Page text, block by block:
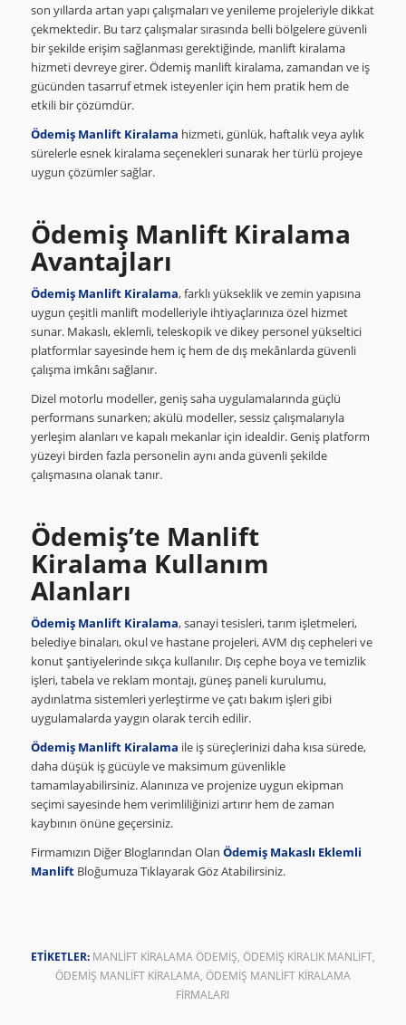
son yıllarda artan yapı çalışmaları ve yenileme projeleriyle dikkat
çekmektedir. Bu tarz çalışmalar sırasında belli bölgelere güvenli
bir şekilde erişim sağlanması gerektiğinde, manlift kiralama
hizmeti devreye girer. Ödemiş manlift kiralama, zamandan ve iş
gücünden tasarruf etmek isteyenler için hem pratik hem de
etkili bir çözümdür.
Ödemiş Manlift Kiralama hizmeti, günlük, haftalık veya aylık
sürelerle esnek kiralama seçenekleri sunarak her türlü projeye
uygun çözümler sağlar.
Ödemiş Manlift Kiralama
Avantajları
Ödemiş Manlift Kiralama, farklı yükseklik ve zemin yapısına
uygun çeşitli manlift modelleriyle ihtiyaçlarınıza özel hizmet
sunar. Makaslı, eklemli, teleskopik ve dikey personel yükseltici
platformlar sayesinde hem iç hem de dış mekânlarda güvenli
çalışma imkânı sağlanır.
Dizel motorlu modeller, geniş saha uygulamalarında güçlü
performans sunarken; akülü modeller, sessiz çalışmalarıyla
yerleşim alanları ve kapalı mekanlar için idealdir. Geniş platform
yüzeyi birden fazla personelin aynı anda güvenli şekilde
çalışmasına olanak tanır.
Ödemiş’te Manlift
Kiralama Kullanım
Alanları
Ödemiş Manlift Kiralama, sanayi tesisleri, tarım işletmeleri,
belediye binaları, okul ve hastane projeleri, AVM dış cepheleri ve
konut şantiyelerinde sıkça kullanılır. Dış cephe boya ve temizlik
işleri, tabela ve reklam montajı, güneş paneli kurulumu,
aydınlatma sistemleri yerleştirme ve çatı bakım işleri gibi
uygulamalarda yaygın olarak tercih edilir.
Ödemiş Manlift Kiralama ile iş süreçlerinizi daha kısa sürede,
daha düşük iş gücüyle ve maksimum güvenlikle
tamamlayabilirsiniz. Alanınıza ve projenize uygun ekipman
seçimi sayesinde hem verimliliğinizi artırır hem de zaman
kaybının önüne geçersiniz.
Firmamızın Diğer Bloglarından Olan Ödemiş Makaslı Eklemli
ManliftBloğumuza Tıklayarak Göz Atabilirsiniz.
ETIKETLER: MANLIFT KIRALAMA ÖDEMIŞ ÖDEMIŞ KIRALIK MANLIFT,
ÖDEMIŞ MANLIFT KIRALAMA ÖDEMIŞ MANLIFT KIRALAMA
FIRMALARI